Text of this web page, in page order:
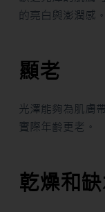
的亮白與澎潤感。
顯老
光澤能夠為肌膚
實際年齡更老。
乾燥和